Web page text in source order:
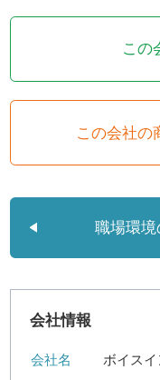
この
この会社の
職場環
会社情報
会社名
ボイス